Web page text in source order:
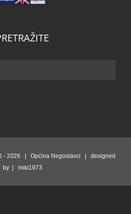
- 2026 | Općina Negoslavci | designed
by | miki1973